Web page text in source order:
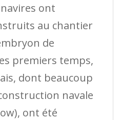
ont
au chantier
de
premiers temps,
dont beaucoup
navale
ont été